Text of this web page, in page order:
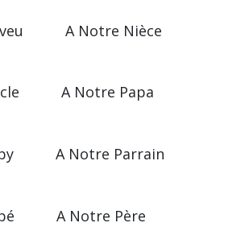
A Notre Nièce
A Notre Papa
A Notre Parrain
A Notre Père